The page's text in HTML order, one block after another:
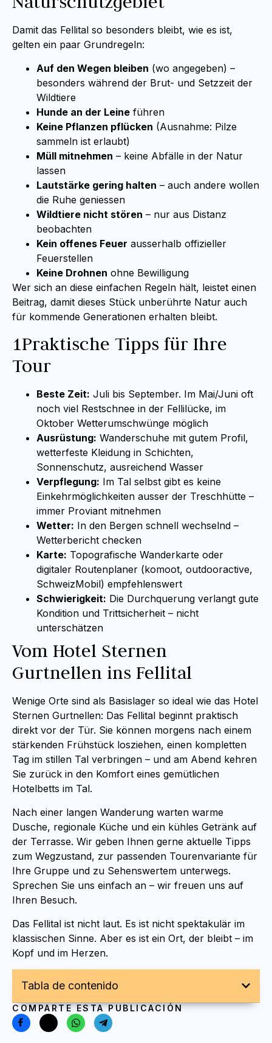
Damit das Fellital so besonders bleibt, wie es ist,
gelten ein paar Grundregeln:
Auf den Wegen bleiben (wo angegeben) –
besonders während der Brut- und Setzzeit der
Wildtiere
Hunde an der Leine führen
Keine Pflanzen pflücken (Ausnahme: Pilze
sammeln ist erlaubt)
Müll mitnehmen – keine Abfälle in der Natur
lassen
Lautstärke gering halten – auch andere wollen
die Ruhe geniessen
Wildtiere nicht stören – nur aus Distanz
beobachten
Kein offenes Feuer ausserhalb offizieller
Feuerstellen
Keine Drohnen ohne Bewilligung
Wer sich an diese einfachen Regeln hält, leistet einen
Beitrag, damit dieses Stück unberührte Natur auch
für kommende Generationen erhalten bleibt.
1Praktische Tipps für Ihre
Tour
Beste Zeit: Juli bis September. Im Mai/Juni oft
noch viel Restschnee in der Fellilücke, im
Oktober Wetterumschwünge möglich
Ausrüstung: Wanderschuhe mit gutem Profil,
wetterfeste Kleidung in Schichten,
Sonnenschutz, ausreichend Wasser
Verpflegung: Im Tal selbst gibt es keine
Einkehrmöglichkeiten ausser der Treschhütte –
immer Proviant mitnehmen
Wetter: In den Bergen schnell wechselnd –
Wetterbericht checken
Karte: Topografische Wanderkarte oder
digitaler Routenplaner (komoot, outdooractive,
SchweizMobil) empfehlenswert
Schwierigkeit: Die Durchquerung verlangt gute
Kondition und Trittsicherheit – nicht
unterschätzen
Vom Hotel Sternen
Gurtnellen ins Fellital
Wenige Orte sind als Basislager so ideal wie das Hotel
Sternen Gurtnellen: Das Fellital beginnt praktisch
direkt vor der Tür. Sie können morgens nach einem
stärkenden Frühstück losziehen, einen kompletten
Tag im stillen Tal verbringen – und am Abend kehren
Sie zurück in den Komfort eines gemütlichen
Hotelbetts im Tal.
Nach einer langen Wanderung warten warme
Dusche, regionale Küche und ein kühles Getränk auf
der Terrasse. Wir geben Ihnen gerne aktuelle Tipps
zum Wegzustand, zur passenden Tourenvariante für
Ihre Gruppe und zu Sehenswertem unterwegs.
Sprechen Sie uns einfach an – wir freuen uns auf
Ihren Besuch.
Das Fellital ist nicht laut. Es ist nicht spektakulär im
klassischen Sinne. Aber es ist ein Ort, der bleibt – im
Kopf und im Herzen.
Tabla de contenido
COMPARTE ESTA PUBLICACIÓN